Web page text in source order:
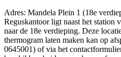
Adres: Mandela Plein 1 (18e
Reguskantoor ligt naast het station
naar de 18e verdieping. Deze
thermogram laten maken kan op
0645001) of via het